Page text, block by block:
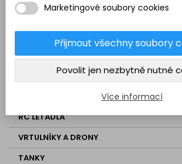
KAMIONY A NÁKLADNÍ AUTA
MAKETOVÉ DOPLŇKY
STAVEBNÍ STROJE
RC LETADLA
VRTULNÍKY A DRONY
TANKY
Marketingové soubory cookies
Přijmout všechny soubory
Povolit jen nezbytně nutné
Více informací